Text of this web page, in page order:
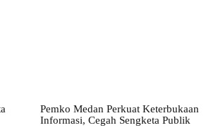
Pemko Medan Perkuat Keterbukaan
Informasi, Cegah Sengketa Publik